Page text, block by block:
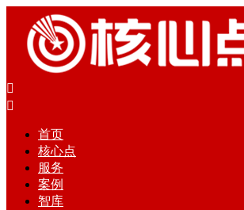


首页
核心点
服务
案例
智库